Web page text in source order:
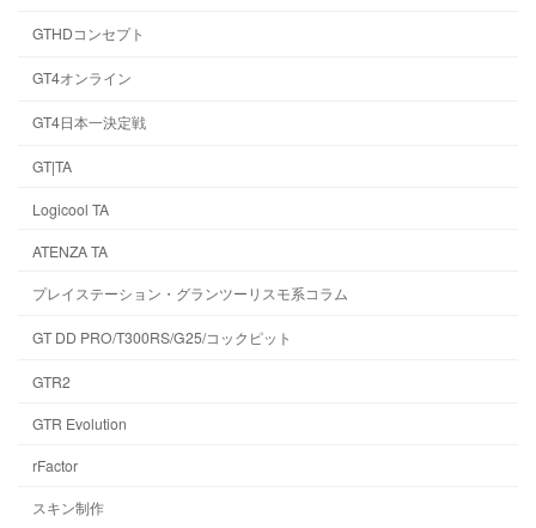
GTHDコンセプト
GT4オンライン
GT4日本一決定戦
GT|TA
Logicool TA
ATENZA TA
プレイステーション・グランツーリスモ系コラム
GT DD PRO/T300RS/G25/コックピット
GTR2
GTR Evolution
rFactor
スキン制作